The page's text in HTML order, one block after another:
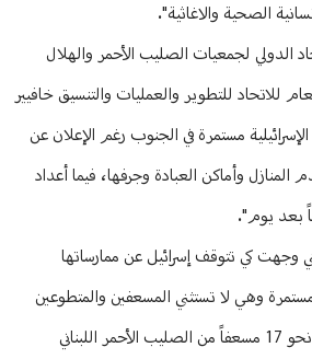
الصحية والاغاثية".
الدولي لجمعيات الصليب الأحمر والهلال
للاتحاد للتطوير والعمليات والتنسيق خافيير
مستمرة في الجنوب رغم الإعلان عن
وأماكن العبادة وجرفها، فيما أعداد
بعد يوم".
وجهت كي تتوقف إسرائيل عن ممارساتها
مستمرة وهي لا تستثني المسعفين والمتطوعين
الذين سقط منهم حتى الآن نحو 17 مسعفاً من الصليب الأحمر اللبناني